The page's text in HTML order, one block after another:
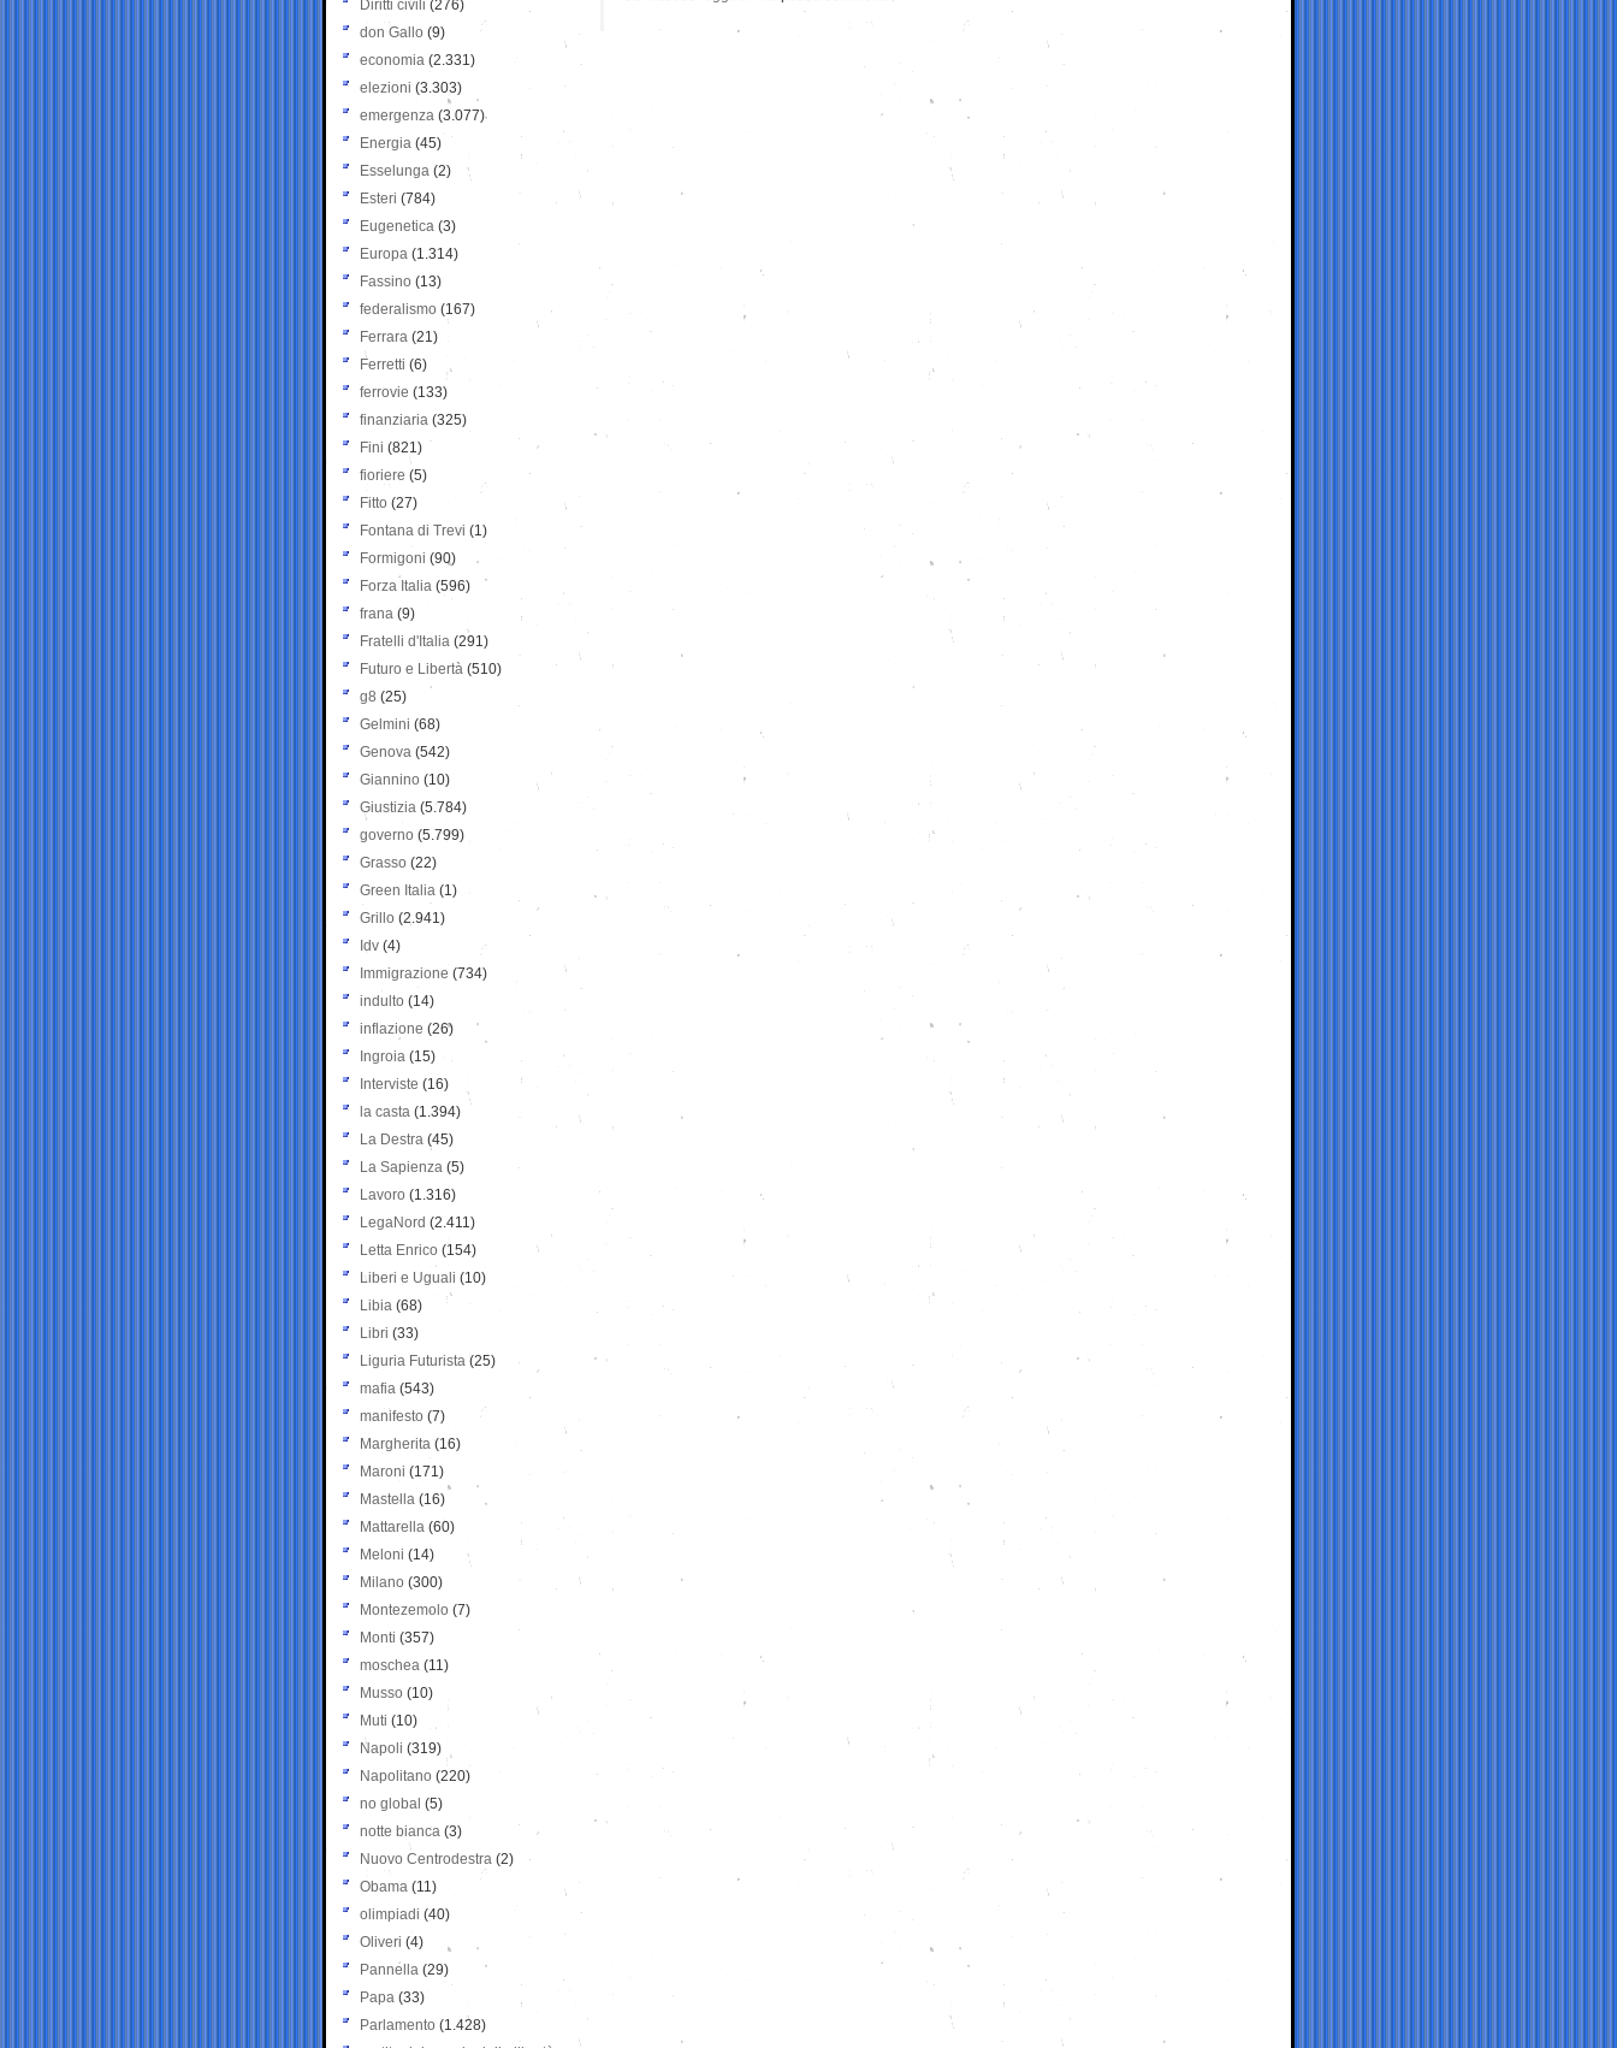
Diritti civili (276)
don Gallo (9)
economia (2.331)
elezioni (3.303)
emergenza (3.077)
Energia (45)
Esselunga (2)
Esteri (784)
Eugenetica (3)
Europa (1.314)
Fassino (13)
federalismo (167)
Ferrara (21)
Ferretti (6)
ferrovie (133)
finanziaria (325)
Fini (821)
fioriere (5)
Fitto (27)
Fontana di Trevi (1)
Formigoni (90)
Forza Italia (596)
frana (9)
Fratelli d'Italia (291)
Futuro e Libertà (510)
g8 (25)
Gelmini (68)
Genova (542)
Giannino (10)
Giustizia (5.784)
governo (5.799)
Grasso (22)
Green Italia (1)
Grillo (2.941)
Idv (4)
Immigrazione (734)
indulto (14)
inflazione (26)
Ingroia (15)
Interviste (16)
la casta (1.394)
La Destra (45)
La Sapienza (5)
Lavoro (1.316)
LegaNord (2.411)
Letta Enrico (154)
Liberi e Uguali (10)
Libia (68)
Libri (33)
Liguria Futurista (25)
mafia (543)
manifesto (7)
Margherita (16)
Maroni (171)
Mastella (16)
Mattarella (60)
Meloni (14)
Milano (300)
Montezemolo (7)
Monti (357)
moschea (11)
Musso (10)
Muti (10)
Napoli (319)
Napolitano (220)
no global (5)
notte bianca (3)
Nuovo Centrodestra (2)
Obama (11)
olimpiadi (40)
Oliveri (4)
Pannella (29)
Papa (33)
Parlamento (1.428)